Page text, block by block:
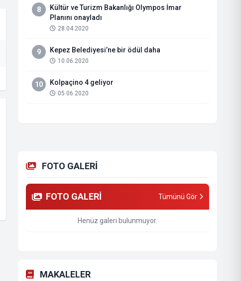
8
Kültür ve Turizm Bakanlığı Olympos İmar
Planını onayladı
28.04.2020
9 Kepez Belediyesi’ne bir ödül daha
10.06.2020
10 Kolpaçino 4 geliyor
05.06.2020
FOTO GALERİ
FOTO GALERİ Tümünü Gör
Henüz galeri bulunmuyor.
MAKALELER